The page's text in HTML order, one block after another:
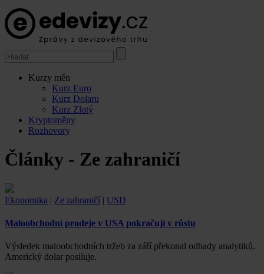
Kurzy měn
Kurz Euro
Kurz Dolaru
Kurz Zlotý
Kryptoměny
Rozhovory
Články - Ze zahraničí
Ekonomika | Ze zahraničí | USD
Maloobchodní prodeje v USA pokračují v růstu
Výsledek maloobchodních tržeb za září překonal odhady analytiků.
Americký dolar posiluje.